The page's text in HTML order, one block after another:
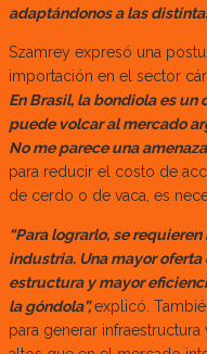
adaptándonos a las
Szamrey expresó una
importación en el sector
En Brasil, la bondiola es un
puede volcar al mercado
No me parece una
para reducir el costo de
de cerdo o de vaca, es
“Para lograrlo, se
industria. Una mayor oferta
estructura y mayor
la góndola”,explicó.
para generar